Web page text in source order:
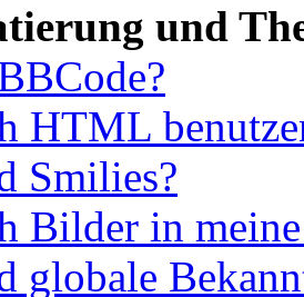
und
HTML
Smilies?
Bilder in
globale